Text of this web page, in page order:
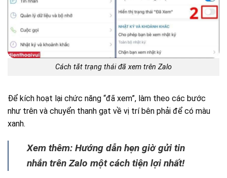
Cách tắt trạng thái đã xem trên Zalo
Để kích hoạt lại chức năng “đã xem”, làm theo các bước
như trên và chuyển thanh gạt về vị trí bên phải để có màu
xanh.
Xem thêm: Hướng dẫn hẹn giờ gửi tin
nhắn trên Zalo một cách tiện lợi nhất!